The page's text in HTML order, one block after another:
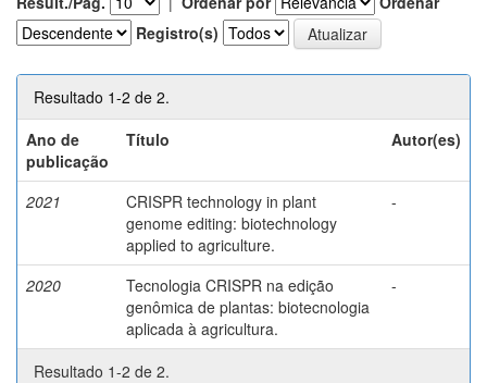
Registro(s)
Resultado 1-2 de 2.
Ano de
publicação
Título Autor(es)
2021
CRISPR technology in plant
genome editing: biotechnology
applied to agriculture.
-
2020
Tecnologia CRISPR na edição
genômica de plantas: biotecnologia
aplicada à agricultura.
-
Resultado 1-2 de 2.